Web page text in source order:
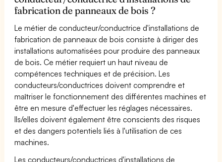
fabrication de panneaux de bois ?
Le métier de conducteur/conductrice d'installations de
fabrication de panneaux de bois consiste à diriger des
installations automatisées pour produire des panneaux
de bois. Ce métier requiert un haut niveau de
compétences techniques et de précision. Les
conducteurs/conductrices doivent comprendre et
maîtriser le fonctionnement des différentes machines et
être en mesure d'effectuer les réglages nécessaires.
Ils/elles doivent également être conscients des risques
et des dangers potentiels liés à l'utilisation de ces
machines.
Les conducteurs/conductrices d'installations de